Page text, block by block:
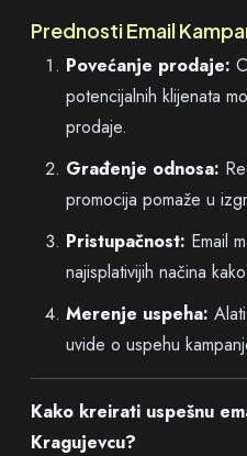
Prednosti Email
Povećanje prodaje:
potencijalnih klijenata
prodaje.
Građenje odnosa:
promocija pomaže u
Pristupačnost: Email
najisplativijih načina
Merenje uspeha:
uvide o uspehu
Kako kreirati uspešnu
Kragujevcu?